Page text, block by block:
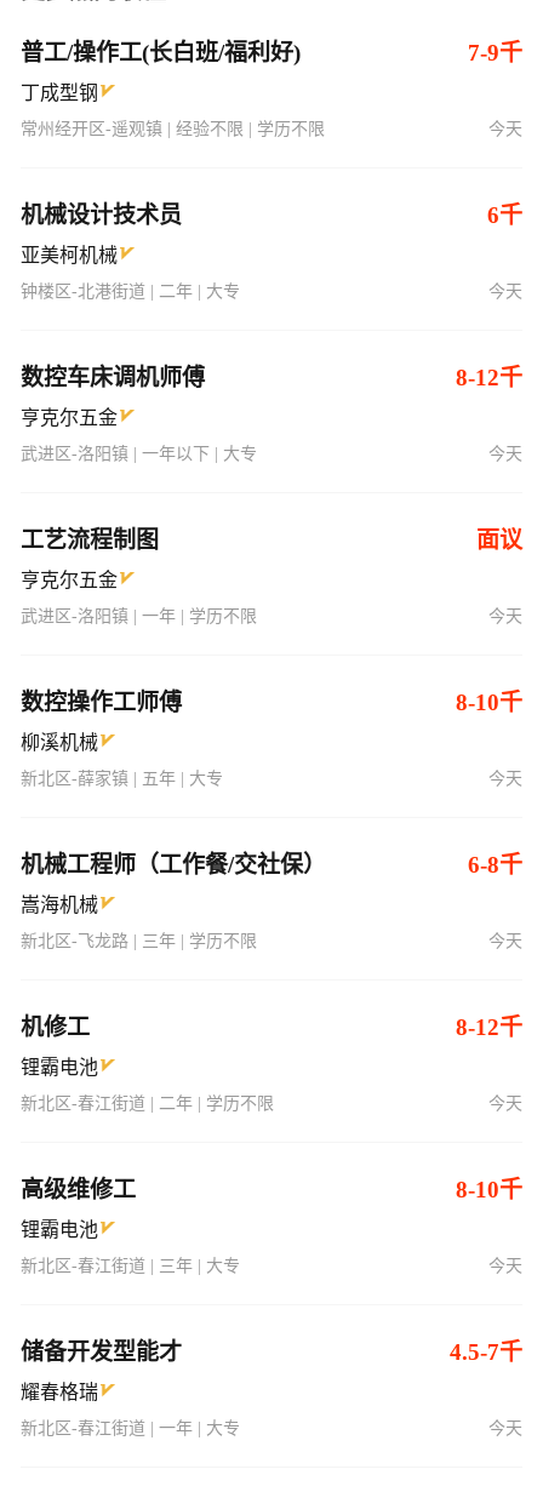
普工/操作工(长白班/福利好) 7-9千
丁成型钢
常州经开区-遥观镇 | 经验不限 | 学历不限 今天
机械设计技术员 6千
亚美柯机械
钟楼区-北港街道 | 二年 | 大专 今天
数控车床调机师傅 8-12千
亨克尔五金
武进区-洛阳镇 | 一年以下 | 大专 今天
工艺流程制图 面议
亨克尔五金
武进区-洛阳镇 | 一年 | 学历不限 今天
数控操作工师傅 8-10千
柳溪机械
新北区-薛家镇 | 五年 | 大专 今天
机械工程师（工作餐/交社保） 6-8千
嵩海机械
新北区-飞龙路 | 三年 | 学历不限 今天
机修工 8-12千
锂霸电池
新北区-春江街道 | 二年 | 学历不限 今天
高级维修工 8-10千
锂霸电池
新北区-春江街道 | 三年 | 大专 今天
储备开发型能才 4.5-7千
耀春格瑞
新北区-春江街道 | 一年 | 大专 今天